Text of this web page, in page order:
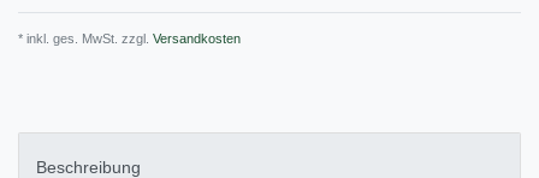
* inkl. ges. MwSt. zzgl. Versandkosten
Beschreibung